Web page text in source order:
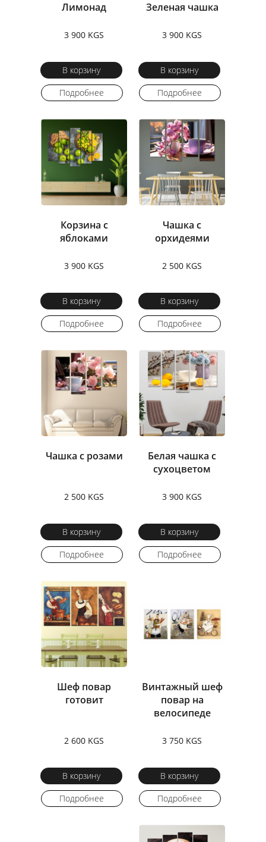
Лимонад
3 900 KGS
В корзину
Подробнее
Зеленая чашка
3 900 KGS
В корзину
Подробнее
Корзина с
яблоками
3 900 KGS
В корзину
Подробнее
Чашка с
орхидеями
2 500 KGS
В корзину
Подробнее
Чашка с розами
2 500 KGS
В корзину
Подробнее
Белая чашка с
сухоцветом
3 900 KGS
В корзину
Подробнее
Шеф повар
готовит
2 600 KGS
В корзину
Подробнее
Винтажный шеф
повар на
велосипеде
3 750 KGS
В корзину
Подробнее